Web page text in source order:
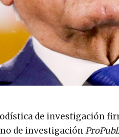
de investigación
de investigación